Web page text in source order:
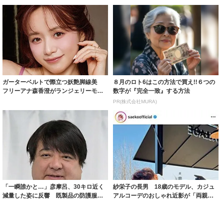
ガーターベルトで際立つ妖艶脚線美
フリーアナ森香澄がランジェリーモデ
８月のロト6はこの方法で買え!!６つの
数字が『完全一致』する方法
PR(株式会社MURA)
「一瞬誰かと…」彦摩呂、30キロ近く
減量した姿に反響 既製品の防護服が
紗栄子の長男 18歳のモデル、カジュ
アルコーデのおしゃれ近影が「両親の